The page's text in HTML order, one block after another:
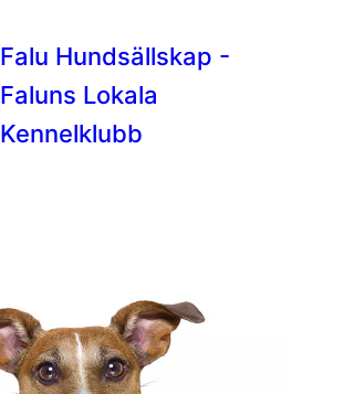
Falu Hundsällskap -
Faluns Lokala
Kennelklubb